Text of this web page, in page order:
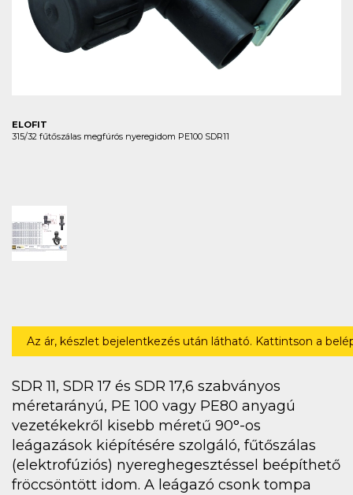
ELOFIT
315/32 fűtőszálas megfúrós nyeregidom PE100 SDR11
Az ár, készlet bejelentkezés után látható. Kattintson a
SDR 11, SDR 17 és SDR 17,6 szabványos
méretarányú, PE 100 vagy PE80 anyagú
vezetékekről kisebb méretű 90°-os
leágazások kiépítésére szolgáló, fűtőszálas
(elektrofúziós) nyereghegesztéssel beépíthető
fröccsöntött idom. A leágazó csonk tompa